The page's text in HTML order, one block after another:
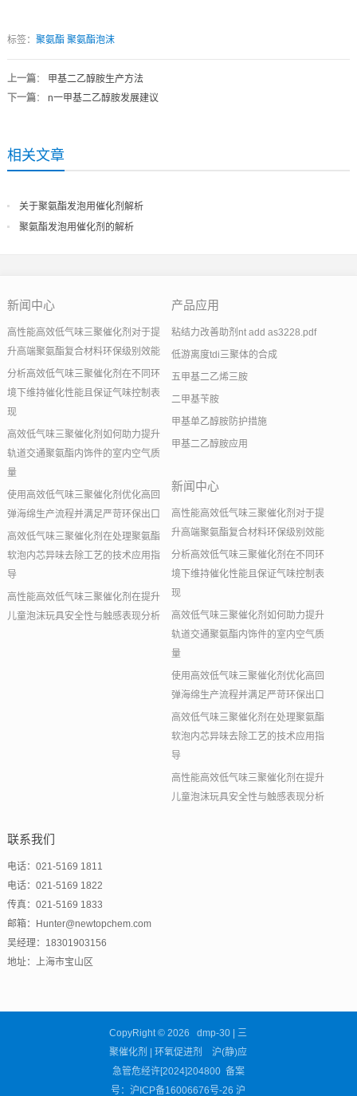
标签： 聚氨酯 聚氨酯泡沫
上一篇： 甲基二乙醇胺生产方法
下一篇： n一甲基二乙醇胺发展建议
相关文章
关于聚氨酯发泡用催化剂解析
聚氨酯发泡用催化剂的解析
新闻中心
高性能高效低气味三聚催化剂对于提
升高端聚氨酯复合材料环保级别效能
分析高效低气味三聚催化剂在不同环
境下维持催化性能且保证气味控制表
现
高效低气味三聚催化剂如何助力提升
轨道交通聚氨酯内饰件的室内空气质
量
使用高效低气味三聚催化剂优化高回
弹海绵生产流程并满足严苛环保出口
高效低气味三聚催化剂在处理聚氨酯
软泡内芯异味去除工艺的技术应用指
导
高性能高效低气味三聚催化剂在提升
儿童泡沫玩具安全性与触感表现分析
产品应用
粘结力改善助剂nt add as3228.pdf
低游离度tdi三聚体的合成
五甲基二乙烯三胺
二甲基苄胺
甲基单乙醇胺防护措施
甲基二乙醇胺应用
新闻中心
高性能高效低气味三聚催化剂对于提
升高端聚氨酯复合材料环保级别效能
分析高效低气味三聚催化剂在不同环
境下维持催化性能且保证气味控制表
现
高效低气味三聚催化剂如何助力提升
轨道交通聚氨酯内饰件的室内空气质
量
使用高效低气味三聚催化剂优化高回
弹海绵生产流程并满足严苛环保出口
高效低气味三聚催化剂在处理聚氨酯
软泡内芯异味去除工艺的技术应用指
导
高性能高效低气味三聚催化剂在提升
儿童泡沫玩具安全性与触感表现分析
联系我们
电话：021-5169 1811
电话：021-5169 1822
传真：021-5169 1833
邮箱：Hunter@newtopchem.com
吴经理：18301903156
地址：上海市宝山区
CopyRight © 2026 dmp-30 | 三
聚催化剂 | 环氧促进剂 沪(静)应
急管危经许[2024]204800 备案
号：沪ICP备16006676号-26 沪